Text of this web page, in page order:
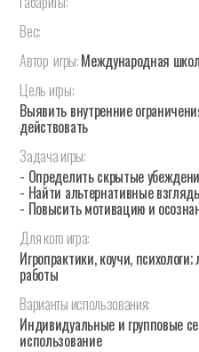
Вес:
Автор игры:Международная
Цель игры:
Выявить внутренние
действовать
Задачаигры:
- Определить скрытые
- Найти альтернативные
- Повысить мотивацию и
Длякого игра:
Игропрактики, коучи,
работы
Варианты использования:
Индивидуальные и групповые
использование